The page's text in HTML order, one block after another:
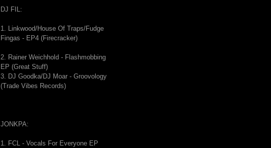
DJ FIL:
1. Linkwood/House Of Traps/Fudge
Fingas - EP4 (Firecracker)
2. Rainer Weichhold - Flashmobbing
EP (Great Stuff)
3. DJ Goodka/DJ Moar - Groovology
(Trade Vibes Records)
JONKPA:
1. FCL - Vocals For Everyone EP